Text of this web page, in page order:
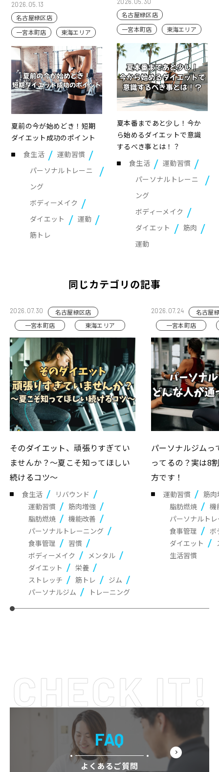
夏前の今が始めどき！短期
ダイエット成功のポイント
食生活
運動習慣
パーソナルトレーニ
ング
ボディーメイク
ダイエット
運動
筋トレ
2026.05.13
名古屋緑区店
一宮本町店
東海エリア
夏本番まであと少し！今か
ら始めるダイエットで意識
するべき事とは！？
食生活
運動習慣
パーソナルトレーニ
ング
ボディーメイク
ダイエット
筋肉
運動
2026.05.30
名古屋緑区店
一宮本町店
東海エリア
同じカテゴリの記事
2026.07.30
名古屋緑区店
一宮本町店
東海エリア
そのダイエット、頑張りすぎてい
ませんか？～夏こそ知ってほしい
続けるコツ～
食生活
リバウンド
運動習慣
筋肉増強
脂肪燃焼
機能改善
パーソナルトレーニング
食事管理
習慣
ボディーメイク
メンタル
ダイエット
栄養
ストレッチ
筋トレ
ジム
パーソナルジム
トレーニング
2026.07.24
名古屋
一宮本町店
パーソナルジムっ
ってるの？実は8
方です！
運動習慣
筋肉
脂肪燃焼
機
パーソナルト
食事管理
ボ
ダイエット
生活習慣
FAQ
よくあるご質問